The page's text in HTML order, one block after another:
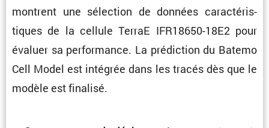
montrent une sélec­tion de données carac­té­ris­
tiques de la cellule TerraE IFR18650-18E2 pour
évaluer sa perfor­mance. La prédic­tion du Batemo
Cell Model est intégrée dans les tracés dès que le
modèle est finalisé.